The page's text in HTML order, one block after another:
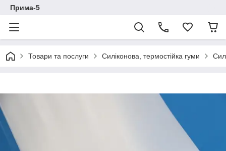
Прима-5
Товари та послуги Силіконова, термостійка гуми